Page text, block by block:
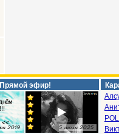
Прямой эфир!